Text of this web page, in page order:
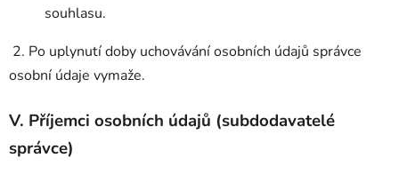
souhlasu.
2. Po uplynutí doby uchovávání osobních údajů správce
osobní údaje vymaže.
V. Příjemci osobních údajů (subdodavatelé
správce)